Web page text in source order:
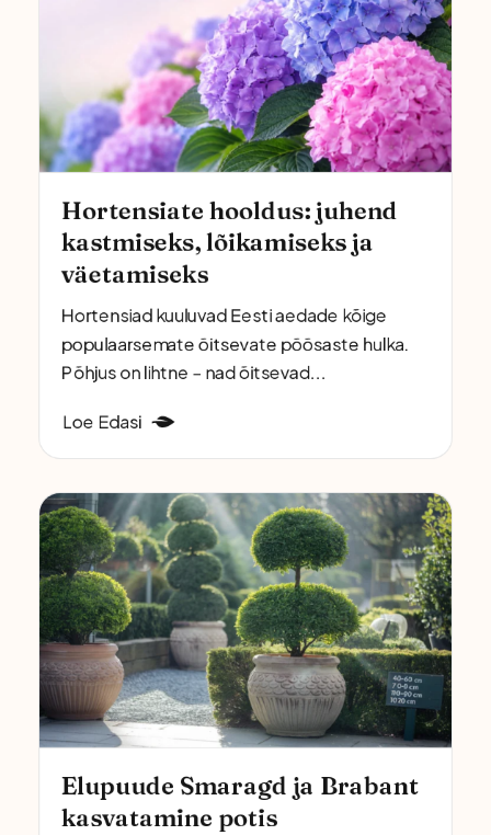
Hortensiate hooldus: juhend
kastmiseks, lõikamiseks ja
väetamiseks
Hortensiad kuuluvad Eesti aedade kõige
populaarsemate õitsevate põõsaste hulka.
Põhjus on lihtne – nad õitsevad...
Loe Edasi
Elupuude Smaragd ja Brabant
kasvatamine potis